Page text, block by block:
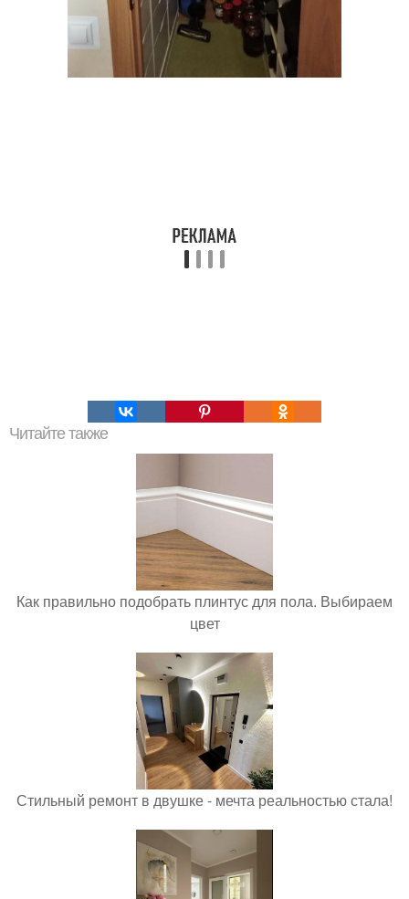
Читайте также
Как правильно подобрать плинтус для пола. Выбираем
цвет
Стильный ремонт в двушке - мечта реальностью стала!